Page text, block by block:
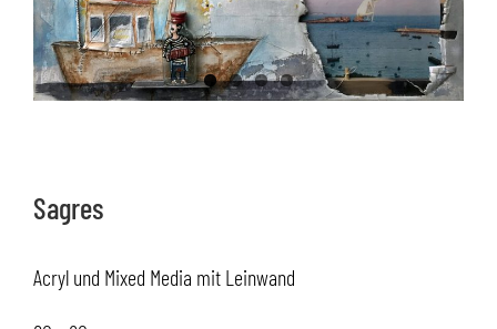
Sagres
Acryl und Mixed Media mit Leinwand